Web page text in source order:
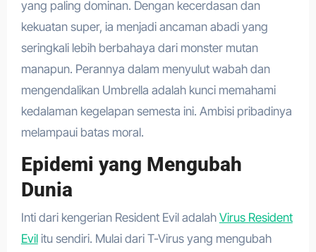
yang paling dominan. Dengan kecerdasan dan
kekuatan super, ia menjadi ancaman abadi yang
seringkali lebih berbahaya dari monster mutan
manapun. Perannya dalam menyulut wabah dan
mengendalikan Umbrella adalah kunci memahami
kedalaman kegelapan semesta ini. Ambisi pribadinya
melampaui batas moral.
Epidemi yang Mengubah
Dunia
Inti dari kengerian Resident Evil adalah Virus Resident
Evilitu sendiri. Mulai dari T-Virus yang mengubah